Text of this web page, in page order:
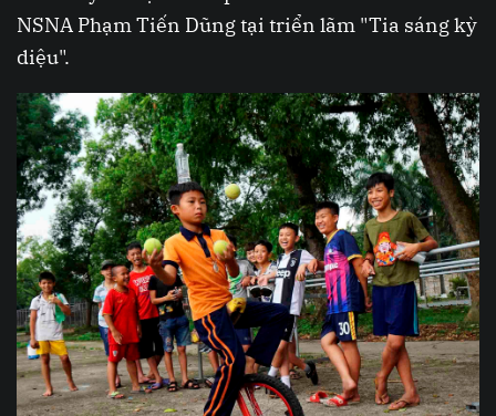
NSNA Phạm Tiến Dũng tại triển lãm "Tia sáng kỳ
diệu".